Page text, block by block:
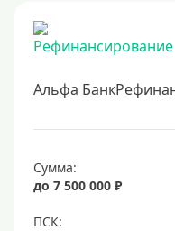
Больше миллиона
1000000 руб
1500000 руб
Альфа
Сумма:
до 7 500 000 ₽